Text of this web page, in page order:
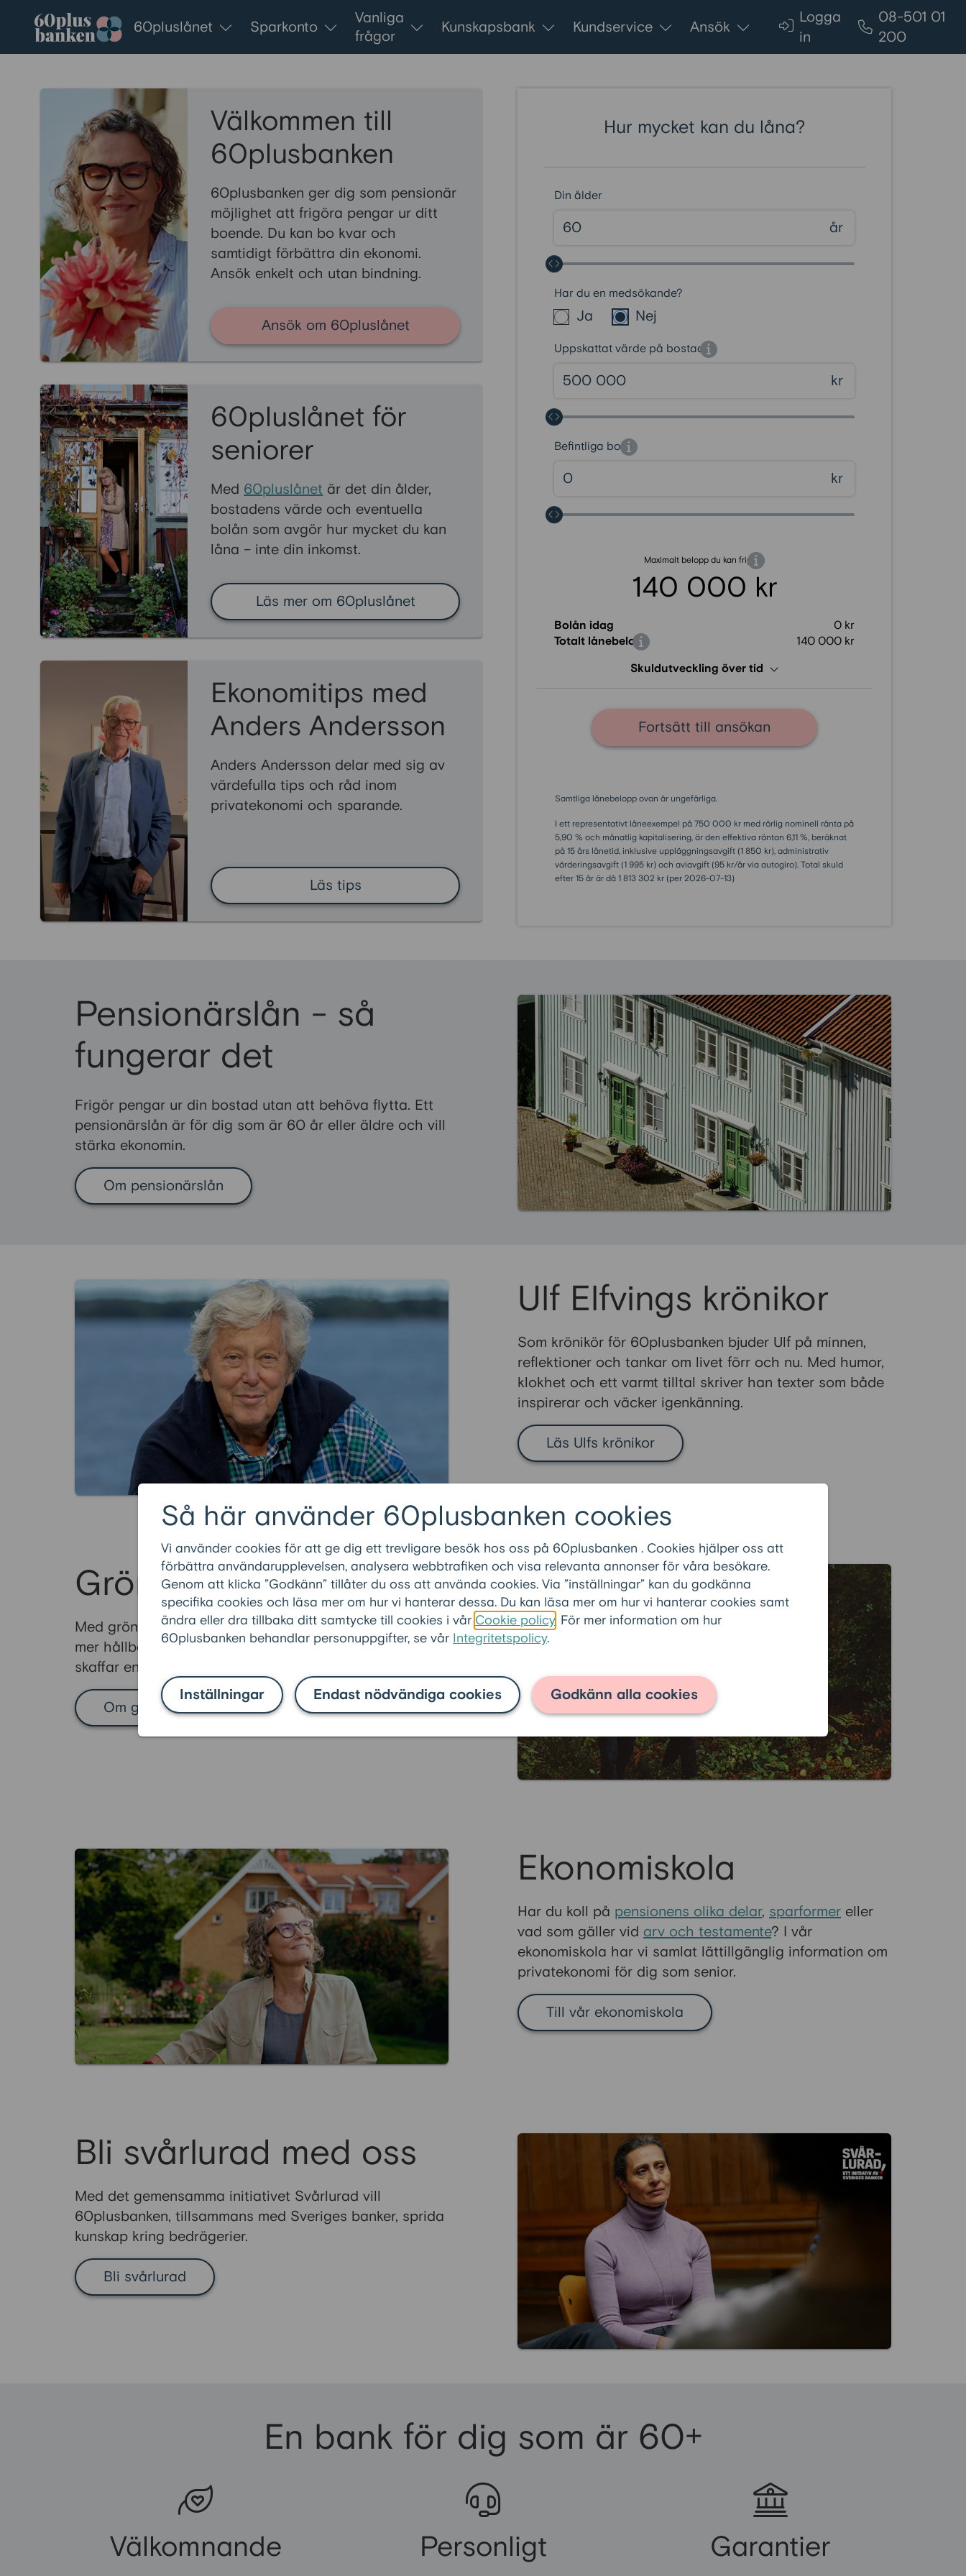
Så här använder 60plusbanken cookies
Vi använder cookies för att ge dig ett trevligare besök hos oss på 60plusbanken . Cookies hjälper oss att
förbättra användarupplevelsen, analysera webbtrafiken och visa relevanta annonser för våra besökare.
Genom att klicka ”Godkänn” tillåter du oss att använda cookies. Via ”inställningar” kan du godkänna
specifika cookies och läsa mer om hur vi hanterar dessa. Du kan läsa mer om hur vi hanterar cookies samt
ändra eller dra tillbaka ditt samtycke till cookies i vår Cookie policy . För mer information om hur
60plusbanken behandlar personuppgifter, se vår Integritetspolicy.
Inställningar Endast nödvändiga cookies Godkänn alla cookies
Gå till innehållet
60pluslånet Sparkonto
Vanliga
frågor
Kunskapsbank Kundservice Ansök
Logga
in
08-501 01
200
Välkommen till
60plusbanken
60plusbanken ger dig som pensionär
möjlighet att frigöra pengar ur ditt
boende. Du kan bo kvar och
samtidigt förbättra din ekonomi.
Ansök enkelt och utan bindning.
Ansök om 60pluslånet
60pluslånet för
seniorer
Med 60pluslånet är det din ålder,
bostadens värde och eventuella
bolån som avgör hur mycket du kan
låna – inte din inkomst.
Läs mer om 60pluslånet
Ekonomitips med
Anders Andersson
Anders Andersson delar med sig av
värdefulla tips och råd inom
privatekonomi och sparande.
Läs tips
Hur mycket kan du låna?
Din ålder
år
Har du en medsökande?
Ja Nej
Uppskattat värde på bostaden
kr
Befintliga bolån
kr
Maximalt belopp du kan frigöra
140 000 kr
Bolån idag
0 kr
Totalt lånebelopp
140 000 kr
Skuldutveckling över tid
Fortsätt till ansökan
Samtliga lånebelopp ovan är ungefärliga.
I ett representativt låneexempel på 750 000 kr med rörlig nominell ränta på
5,90 % och månatlig kapitalisering, är den effektiva räntan 6,11 %, beräknat
på 15 års lånetid, inklusive uppläggningsavgift (1 850 kr), administrativ
värderingsavgift (1 995 kr) och aviavgift (95 kr/år via autogiro). Total skuld
efter 15 år är då 1 813 302 kr (per 2026-07-13)
Pensionärslån - så
fungerar det
Frigör pengar ur din bostad utan att behöva flytta. Ett
pensionärslån är för dig som är 60 år eller äldre och vill
stärka ekonomin.
Om pensionärslån
Ulf Elfvings krönikor
Som krönikör för 60plusbanken bjuder Ulf på minnen,
reflektioner och tankar om livet förr och nu. Med humor,
klokhet och ett varmt tilltal skriver han texter som både
inspirerar och väcker igenkänning.
Läs Ulfs krönikor
Grönt 60pluslån
Med grönt 60pluslån får du både en lägre ränta och ett
mer hållbart boende. Här kan du läsa mer om hur du
skaffar en energideklaration och hur du ansöker.
Om grönt 60pluslån
Ekonomiskola
Har du koll på pensionens olika delar, sparformer eller
vad som gäller vid arv och testamente? I vår
ekonomiskola har vi samlat lättillgänglig information om
privatekonomi för dig som senior.
Till vår ekonomiskola
Bli svårlurad med oss
Med det gemensamma initiativet Svårlurad vill
60plusbanken, tillsammans med Sveriges banker, sprida
kunskap kring bedrägerier.
Bli svårlurad
En bank för dig som är 60+
Välkomnande Personligt Garantier